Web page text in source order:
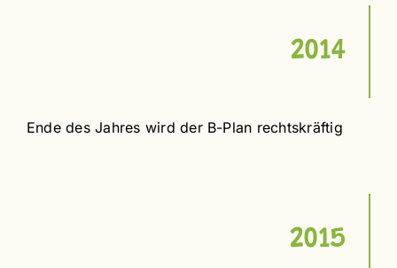
2014
Ende des Jahres wird der B-Plan rechtskräftig
2015